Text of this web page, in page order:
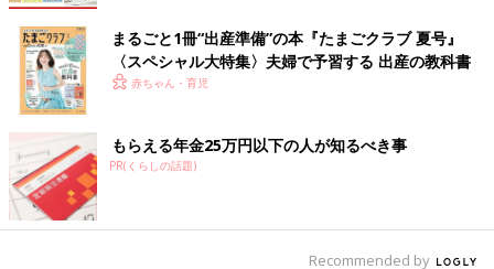
きやすく、黒ずみや水アカの原因になりやすいということがあり
ます。
冬は1週間に1回、夏は1週間に2回を目安に掃除して、清潔に保
ちましょう。
水切りかごを清潔に保つポイントは、水切りかごの食器はそのま
まにせず、ある程度乾いたら拭いて食器棚に収納し、水切りかご
をしっかり乾かすことです。
とはいえ、これは忙しいママやパパにとってけっこう手間がかか
る作業です。食器が置きっぱなしだったり、乾く前に使うことに
まるごと1冊“出産準備”の本『たまごクラブ 夏号』
〈スペシャル大特集〉夫婦で予習する 出産の教科書
赤ちゃん・育児
もらえる年金25万円以下の人が知るべき事
PR(くらしの話題)
Recommended by